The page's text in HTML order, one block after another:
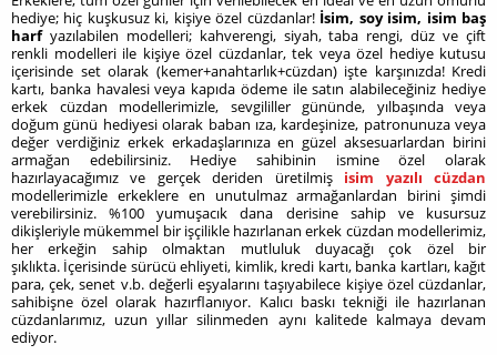
hediye; hiç kuşkusuz ki, kişiye özel cüzdanlar! İsim, soy isim, isim baş
harfyazılabilen modelleri; kahverengi, siyah, taba rengi, düz ve çift
renkli modelleri ile kişiye özel cüzdanlar, tek veya özel hediye kutusu
içerisinde set olarak (kemer+anahtarlık+cüzdan) işte karşınızda! Kredi
kartı, banka havalesi veya kapıda ödeme ile satın alabileceğiniz hediye
erkek cüzdan modellerimizle, sevgililler gününde, yılbaşında veya
doğum günü hediyesi olarak baban ıza, kardeşinize, patronunuza veya
değer verdiğiniz erkek erkadaşlarınıza en güzel aksesuarlardan birini
armağan edebilirsiniz. Hediye sahibinin ismine özel olarak
hazırlayacağımız ve gerçek deriden üretilmiş isim yazılı cüzdan
modellerimizle erkeklere en unutulmaz armağanlardan birini şimdi
verebilirsiniz. %100 yumuşacık dana derisine sahip ve kusursuz
dikişleriyle mükemmel bir işçilikle hazırlanan erkek cüzdan modellerimiz,
her erkeğin sahip olmaktan mutluluk duyacağı çok özel bir
şıklıkta. İçerisinde sürücü ehliyeti, kimlik, kredi kartı, banka kartları, kağıt
para, çek, senet v.b. değerli eşyalarını taşıyabilece kişiye özel cüzdanlar,
sahibişne özel olarak hazırflanıyor. Kalıcı baskı tekniği ile hazırlanan
cüzdanlarımız, uzun yıllar silinmeden aynı kalitede kalmaya devam
ediyor.